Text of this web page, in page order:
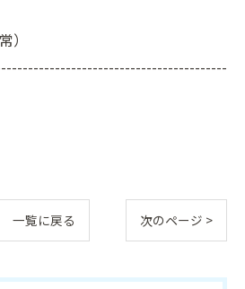
）
一覧に戻る 次のページ >